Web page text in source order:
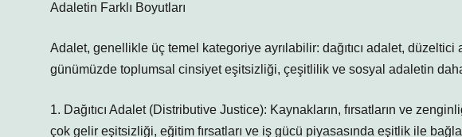
Adaletin Farklı Boyutları
Adalet, genellikle üç temel kategoriye ayrılabilir: dağıtıcı adalet,
günümüzde toplumsal cinsiyet eşitsizliği, çeşitlilik ve sosyal adaletin
1. Dağıtıcı Adalet (Distributive Justice): Kaynakların, fırsatların ve
çok gelir eşitsizliği, eğitim fırsatları ve iş gücü piyasasında eşitlik ile